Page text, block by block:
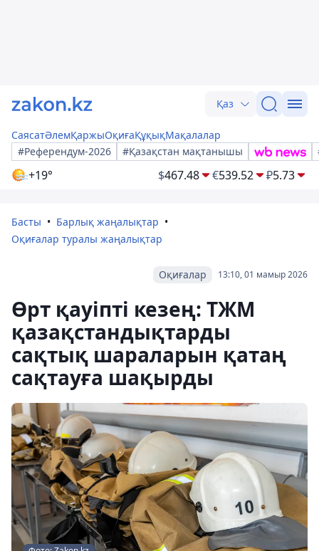
Қаз
СаясатӘлемҚаржыОқиғаҚұқықМақалалар
#Референдум-2026
#Қазақстан мақтанышы
+19° $467.48 €539.52 ₽5.73
Басты
Барлық жаңалықтар
Оқиғалар туралы жаңалықтар
13:10, 01 мамыр 2026
Оқиғалар
Өрт қауіпті кезең: ТЖМ
қазақстандықтарды
сақтық шараларын қатаң
сақтауға шақырды